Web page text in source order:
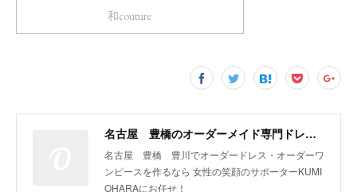
和couture
名古屋 豊橋のオーダーメイド専門ドレスデザイナー KUMI OHARA
名古屋 豊橋 豊川でオーダードレス・オーダーワ
ンピースを作るなら 女性の笑顔のサポーターKUMI
OHARAにお任せ！